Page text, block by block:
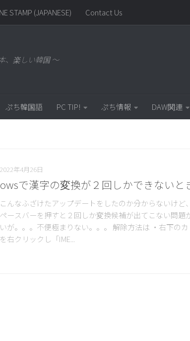
STAMP (JAPANESE) Contact Us
、楽しい韓国 ～
ぷち韓国語 PC TIP! ぷち情報 DAW関連
2022年4月26日
で漢字の変換が２回しかできないと
んなふざけたアップデートをしたのか分からないけど
ースバーを押すと２回しか変換候補が出てこない問題
が。。。不便極まりない。。。 解除方法は ・右下の
を右クリックし「IME...